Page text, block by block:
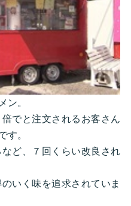
ン。
でと注文されるお客さん
す。
ど、７回くらい改良され
いく味を追求されていま